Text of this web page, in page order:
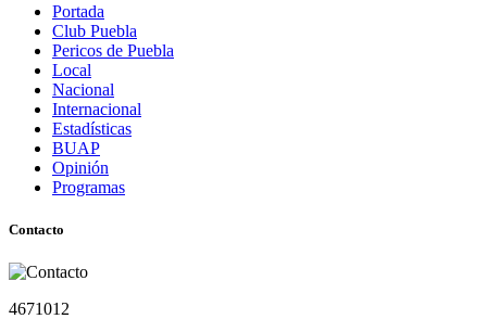
Portada
Club Puebla
Pericos de Puebla
Local
Nacional
Internacional
Estadísticas
BUAP
Opinión
Programas
Contacto
4671012